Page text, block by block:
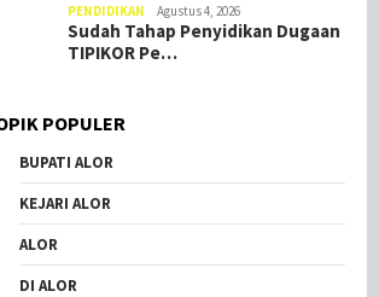
DPRD Alor Minta Tambahan
POKIR dan Bimtek, Tim
Anggaran Pemerintah
Daerah Tinggalkan Ruang
Sidang
PENDIDIKAN Agustus 4, 2026
Sudah Tahap Penyidikan Dugaan
TIPIKOR Pe…
POPULER
BUPATI ALOR
KEJARI ALOR
ALOR
DI ALOR